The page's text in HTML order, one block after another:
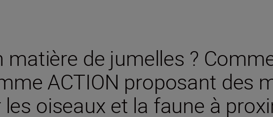
matière de jumelles ?
ACTION proposant des
oiseaux et la faune à